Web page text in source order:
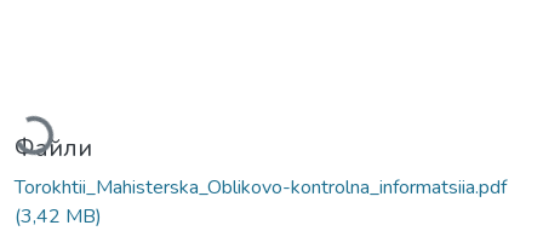
Файли
Torokhtii_Mahisterska_Oblikovo-kontrolna_informatsiia.pdf
(3,42 MB)